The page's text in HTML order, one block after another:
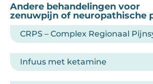
Andere behandelingen voor
zenuwpijn of neuropathische
CRPS – Complex Regionaal
Infuus met ketamine